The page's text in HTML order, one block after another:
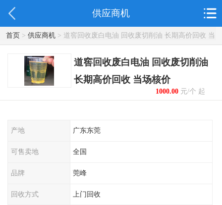
供应商机
首页> 供应商机> 道窖回收废白电油 回收废切削油 长期高价回收 当
场核价
道窖回收废白电油 回收废切削油
长期高价回收 当场核价
1000.00元/个 起
产地 广东东莞
可售卖地 全国
品牌 莞峰
回收方式 上门回收